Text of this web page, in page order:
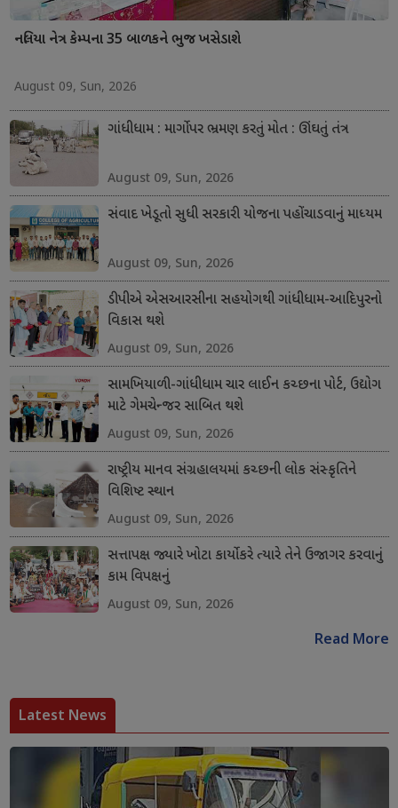
નલિયા નેત્ર કેમ્પના 35 બાળકને ભુજ ખસેડાશે
August 09, Sun, 2026
ગાંધીધામ : માર્ગો પર ભ્રમણ કરતું મોત : ઊંઘતું તંત્ર
August 09, Sun, 2026
સંવાદ ખેડૂતો સુધી સરકારી યોજના પહોંચાડવાનું માધ્યમ
August 09, Sun, 2026
ડીપીએ એસઆરસીના સહયોગથી ગાંધીધામ-આદિપુરનો
વિકાસ થશે
August 09, Sun, 2026
સામખિયાળી-ગાંધીધામ ચાર લાઈન કચ્છના પોર્ટ, ઉદ્યોગ
માટે ગેમચેન્જર સાબિત થશે
August 09, Sun, 2026
રાષ્ટ્રીય માનવ સંગ્રહાલયમાં કચ્છની લોક સંસ્કૃતિને
વિશિષ્ટ સ્થાન
August 09, Sun, 2026
સત્તાપક્ષ જ્યારે ખોટા કાર્યો કરે ત્યારે તેને ઉજાગર કરવાનું
કામ વિપક્ષનું
August 09, Sun, 2026
Read More
Latest News